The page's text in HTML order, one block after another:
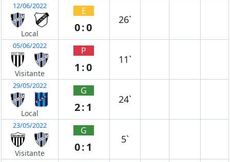
12/06/2022
Local
E
0:0
26`
05/06/2022
Visitante
P
1:0
11`
29/05/2022
Local
G
2:1
24`
23/05/2022
Visitante
G
0:1
5`